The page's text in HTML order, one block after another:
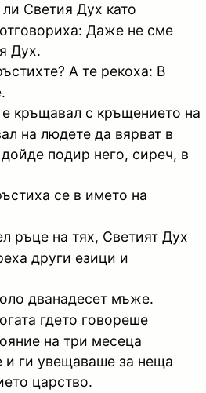
Светия Дух като
Даже не сме
Дух.
А те рекоха: В
кръщавал с кръщението на
на людете да вярват в
подир него, сиреч, в
се в името на
ръце на тях, Светият Дух
други езици и
дванадесет мъже.
гдето говореше
на три месеца
и ги увещаваше за неща
царство.